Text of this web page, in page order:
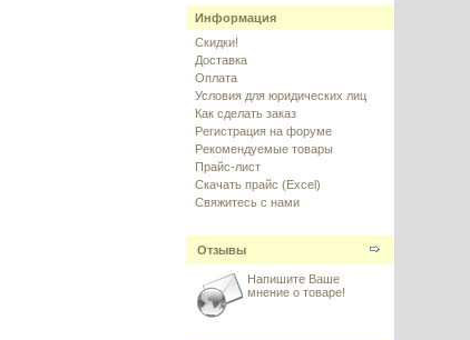
Информация
Скидки!
Доставка
Оплата
Условия для юридических лиц
Как сделать заказ
Регистрация на форуме
Рекомендуемые товары
Прайс-лист
Скачать прайс (Excel)
Свяжитесь с нами
Отзывы
Напишите Ваше
мнение о товаре!